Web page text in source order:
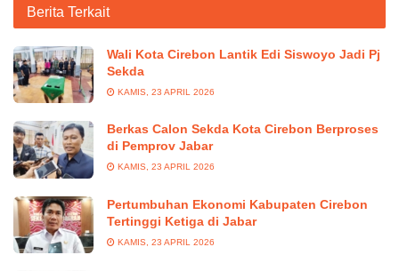
Berita Terkait
Wali Kota Cirebon Lantik Edi Siswoyo Jadi Pj
Sekda
KAMIS, 23 APRIL 2026
Berkas Calon Sekda Kota Cirebon Berproses
di Pemprov Jabar
KAMIS, 23 APRIL 2026
Pertumbuhan Ekonomi Kabupaten Cirebon
Tertinggi Ketiga di Jabar
KAMIS, 23 APRIL 2026